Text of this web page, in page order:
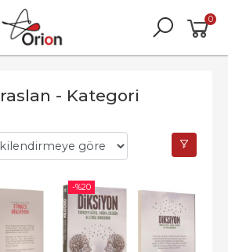
0
- Kategori
-%20